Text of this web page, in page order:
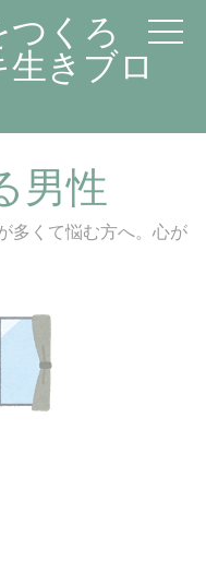
くろ
きブロ
男性
多くて悩む方へ。心が